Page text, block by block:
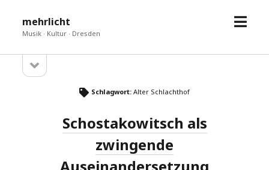
mehrlicht
Musik · Kultur · Dresden
Menü
Sidebar
öffnen
Schlagwort: Alter Schlachthof
Schostakowitsch als
zwingende